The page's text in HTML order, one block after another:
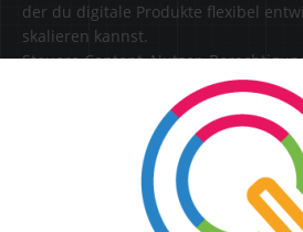
der du digitale Produkte flexibel
skalieren kannst.
Steuere Content, Nutzer,
Erweiterungen zentral in einer Lösung.